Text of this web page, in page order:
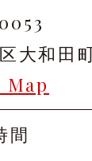
大和田
Map
間